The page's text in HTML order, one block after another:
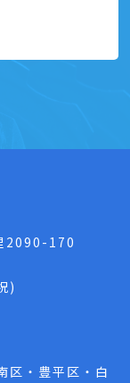
2090-170
)
区・豊平区・白